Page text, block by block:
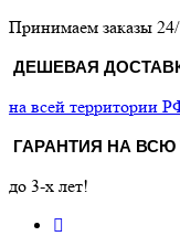
Принимаем заказы
ДЕШЕВАЯ
на всей территории
ГАРАНТИЯ НА ВСЮ
до 3-х лет!